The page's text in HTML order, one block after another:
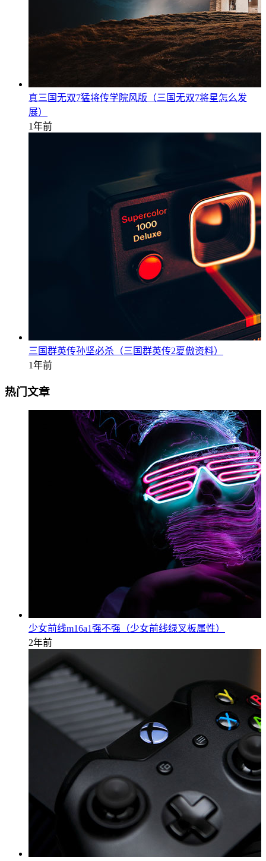
真三国无双7猛将传学院风版（三国无双7将星怎么发
展）
1年前
三国群英传孙坚必杀（三国群英传2夏傲资料）
1年前
热门文章
少女前线m16a1强不强（少女前线绿叉板属性）
2年前